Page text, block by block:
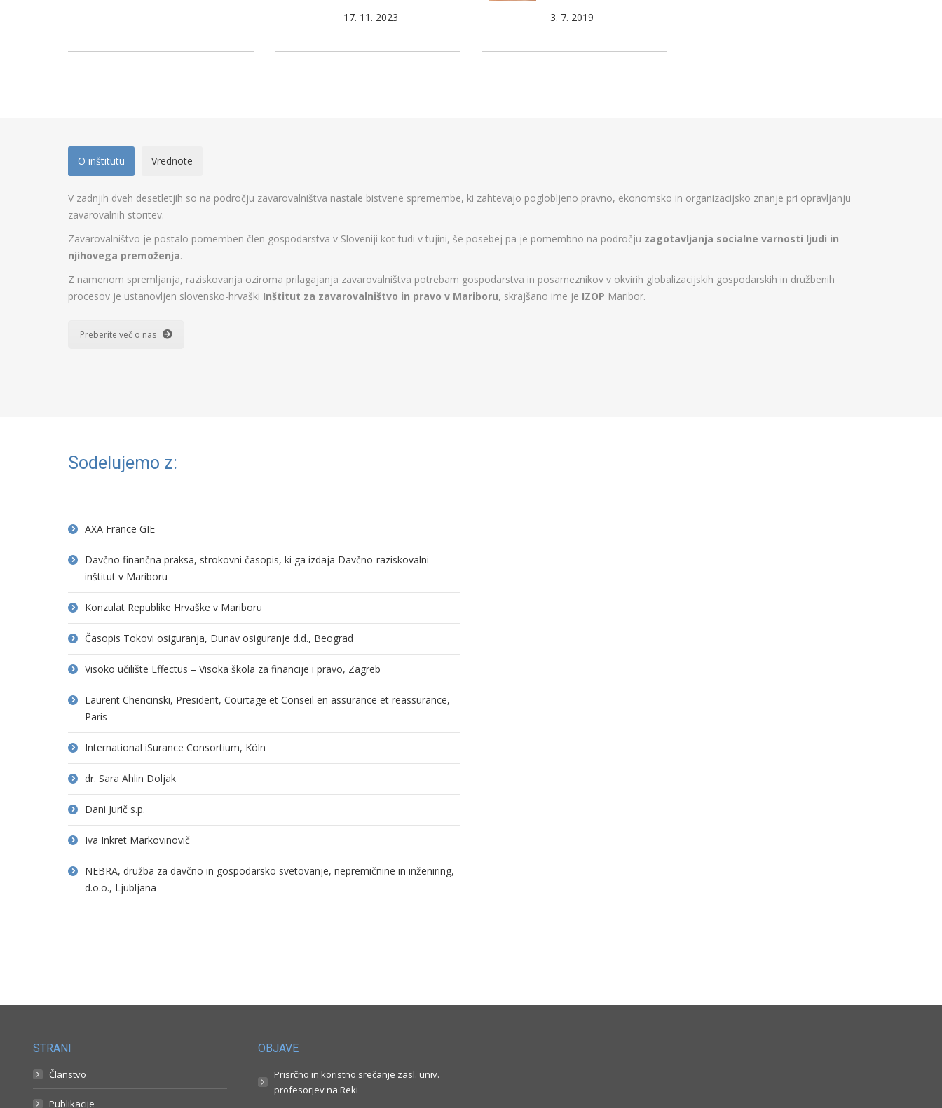
17. 11. 2023 3. 7. 2019
O inštitutu Vrednote
V zadnjih dveh desetletjih so na področju zavarovalništva nastale bistvene spremembe, ki zahtevajo poglobljeno pravno, ekonomsko in organizacijsko znanje pri opravljanju
zavarovalnih storitev.
Zavarovalništvo je postalo pomemben člen gospodarstva v Sloveniji kot tudi v tujini, še posebej pa je pomembno na področju zagotavljanja socialne varnosti ljudi in
njihovega premoženja.
Z namenom spremljanja, raziskovanja oziroma prilagajanja zavarovalništva potrebam gospodarstva in posameznikov v okvirih globalizacijskih gospodarskih in družbenih
procesov je ustanovljen slovensko-hrvaški Inštitut za zavarovalništvo in pravo v Mariboru, skrajšano ime je IZOP Maribor.
Preberite več o nas
Sodelujemo z:
AXA France GIE
Davčno finančna praksa, strokovni časopis, ki ga izdaja Davčno-raziskovalni
inštitut v Mariboru
Konzulat Republike Hrvaške v Mariboru
Časopis Tokovi osiguranja, Dunav osiguranje d.d., Beograd
Visoko učilište Effectus – Visoka škola za financije i pravo, Zagreb
Laurent Chencinski, President, Courtage et Conseil en assurance et reassurance,
Paris
International iSurance Consortium, Köln
dr. Sara Ahlin Doljak
Dani Jurič s.p.
Iva Inkret Markovinovič
NEBRA, družba za davčno in gospodarsko svetovanje, nepremičnine in inženiring,
d.o.o., Ljubljana
STRANI
Članstvo
Publikacije
OBJAVE
Prisrčno in koristno srečanje zasl. univ.
profesorjev na Reki